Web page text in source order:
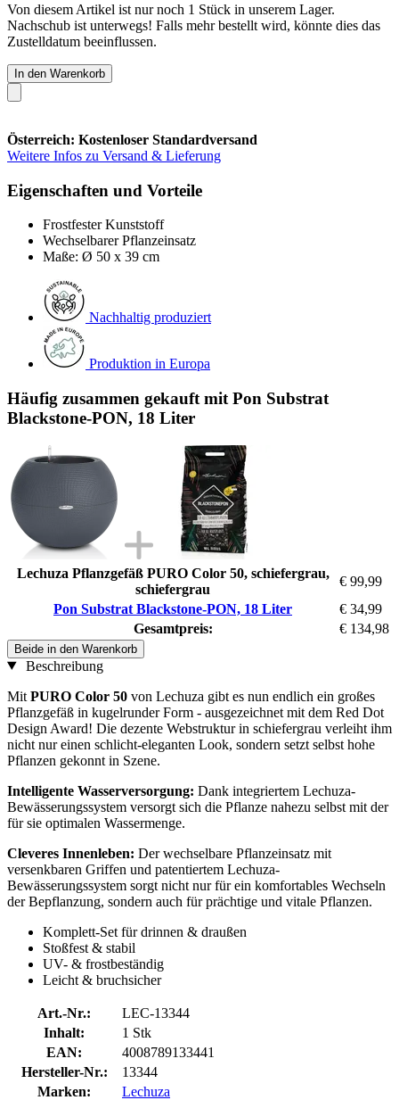
Von diesem Artikel ist nur noch 1 Stück in unserem Lager.
Nachschub ist unterwegs! Falls mehr bestellt wird, könnte dies das
Zustelldatum beeinflussen.
In den Warenkorb
Österreich: Kostenloser Standardversand
Weitere Infos zu Versand & Lieferung
Eigenschaften und Vorteile
Frostfester Kunststoff
Wechselbarer Pflanzeinsatz
Maße: Ø 50 x 39 cm
Nachhaltig produziert
Produktion in Europa
Häufig zusammen gekauft mit Pon Substrat
Blackstone-PON, 18 Liter
Lechuza Pflanzgefäß PURO Color 50, schiefergrau,
schiefergrau
€ 99,99
Pon Substrat Blackstone-PON, 18 Liter
€ 34,99
Gesamtpreis:
€ 134,98
Beide in den Warenkorb
Beschreibung
Mit PURO Color 50 von Lechuza gibt es nun endlich ein großes
Pflanzgefäß in kugelrunder Form - ausgezeichnet mit dem Red Dot
Design Award! Die dezente Webstruktur in schiefergrau verleiht ihm
nicht nur einen schlicht-eleganten Look, sondern setzt selbst hohe
Pflanzen gekonnt in Szene.
Intelligente Wasserversorgung: Dank integriertem Lechuza-
Bewässerungssystem versorgt sich die Pflanze nahezu selbst mit der
für sie optimalen Wassermenge.
Cleveres Innenleben: Der wechselbare Pflanzeinsatz mit
versenkbaren Griffen und patentiertem Lechuza-
Bewässerungssystem sorgt nicht nur für ein komfortables Wechseln
der Bepflanzung, sondern auch für prächtige und vitale Pflanzen.
Komplett-Set für drinnen & draußen
Stoßfest & stabil
UV- & frostbeständig
Leicht & bruchsicher
Art.-Nr.:
LEC-13344
Inhalt:
1 Stk
EAN:
4008789133441
Hersteller-Nr.:
13344
Marken:
Lechuza